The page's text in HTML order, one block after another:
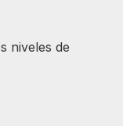
niveles de